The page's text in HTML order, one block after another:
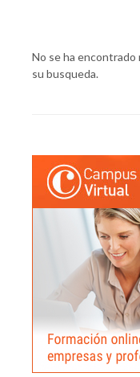
No se ha
su busqueda.